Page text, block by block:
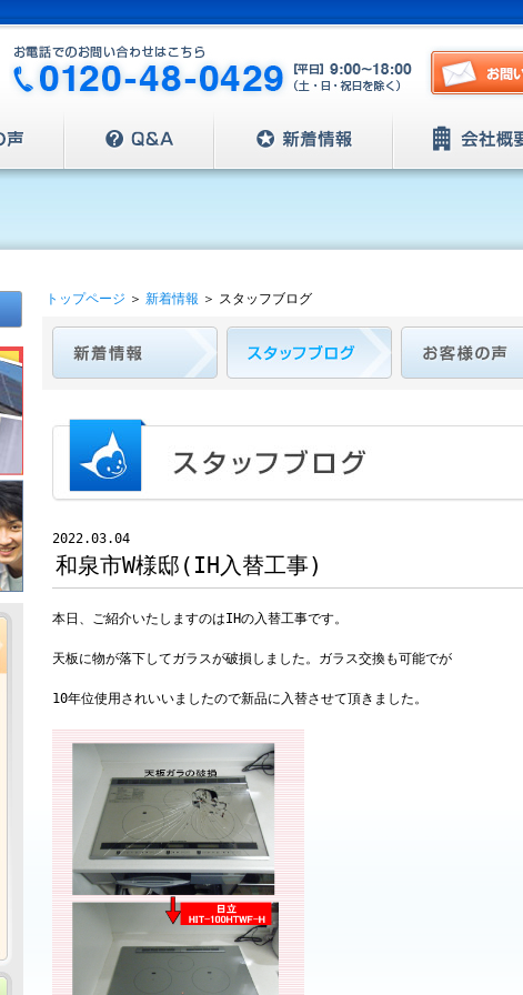
トップページ ＞ 新着情報 ＞ スタッフブログ
2022.03.04
和泉市W様邸(IH入替工事)
本日、ご紹介いたしますのはIHの入替工事です。
天板に物が落下してガラスが破損しました。ガラス交換も可能でが
10年位使用されいいましたので新品に入替させて頂きました。